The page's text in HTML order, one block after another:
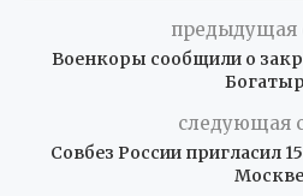
предыдущая
Военкоры сообщили о
следующая
Совбез России пригласил
Москве